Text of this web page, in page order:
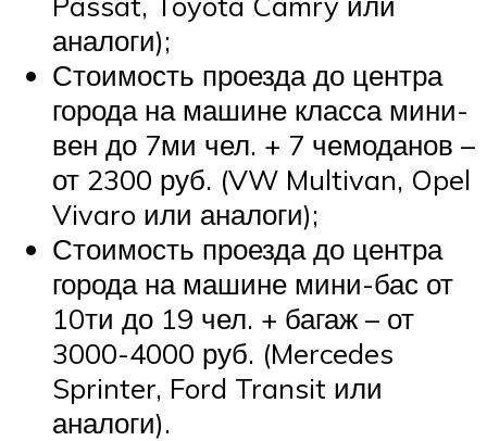
аналоги);
Стоимость проезда до центра
города на машине класса мини-
вен до 7ми чел. + 7 чемоданов –
от 2300 руб. (VW Multivan, Opel
Vivaro или аналоги);
Стоимость проезда до центра
города на машине мини-бас от
10ти до 19 чел. + багаж – от
3000-4000 руб. (Mercedes
Sprinter, Ford Transit или
аналоги).